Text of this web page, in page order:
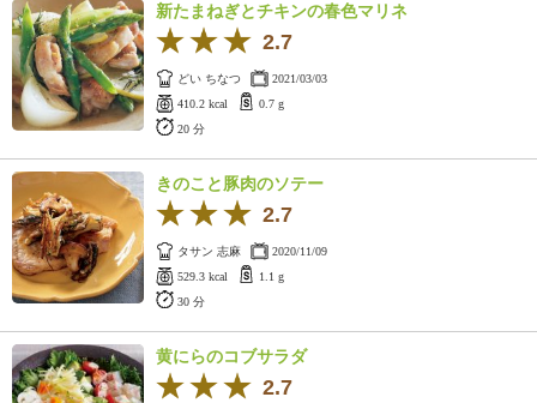
新たまねぎとチキンの春色マリネ
2.7
どい ちなつ
2021/03/03
410.2 kcal
0.7 g
20 分
きのこと豚肉のソテー
2.7
タサン 志麻
2020/11/09
529.3 kcal
1.1 g
30 分
黄にらのコブサラダ
2.7